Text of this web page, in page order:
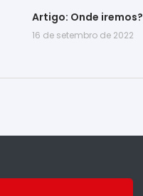
Artigo: Onde iremos?
16 de setembro de 2022